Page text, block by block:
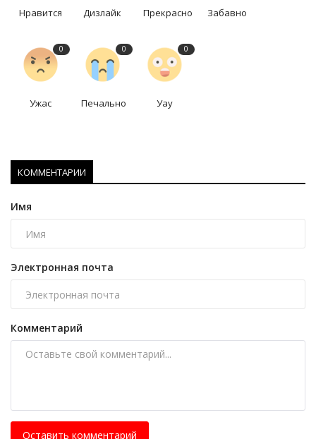
Нравится Дизлайк Прекрасно Забавно
0
Ужас
0
Печально
0
Уау
КОММЕНТАРИИ
Имя
Электронная почта
Комментарий
Оставить комментарий